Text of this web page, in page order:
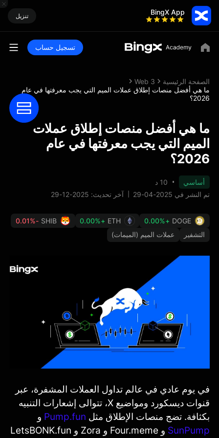
BingX App تنزيل
تسجيل حساب
الصفحة الرئيسية
Web 3
ما هي أفضل منصات إطلاق عملات الميم التي يجب معرفتها في عام
2026؟
ما هي أفضل منصات إطلاق عملات
الميم التي يجب معرفتها في عام
2026؟
أساسي
10 د
تم النشر في 2025-04-29
آخر تحديث: 2025-12-29
DOGE
+0.00%
ETH
+0.00%
SHIB
-0.01%
التشفير
عملات الميم (الميمات)
في يوم عادي في عالم تداول العملات المشفرة، عبر
قنوات ديسكورد ومواضيع X، تتوالى إشعارات التنبيه
بكثافة. تضج منصات الإطلاق مثل Pump.fun و
SunPump
و Four.meme و Zora و LetsBONK.fun